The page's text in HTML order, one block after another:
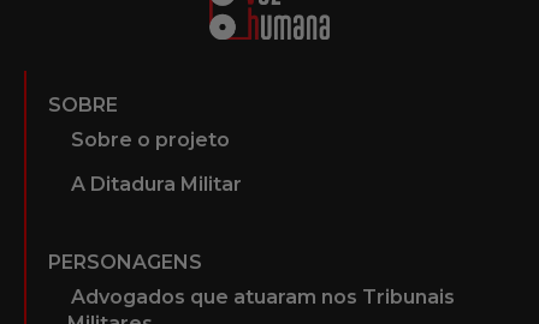
SOBRE
Sobre o projeto
A Ditadura Militar
PERSONAGENS
Advogados que atuaram nos Tribunais